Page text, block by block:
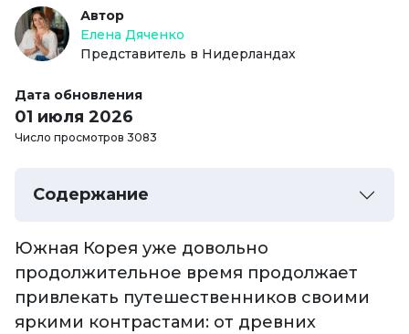
Автор
Елена Дяченко
Представитель в Нидерландах
Дата обновления
01 июля 2026
Число просмотров 3083
Содержание
Южная Корея уже довольно
продолжительное время продолжает
привлекать путешественников своими
яркими контрастами: от древних